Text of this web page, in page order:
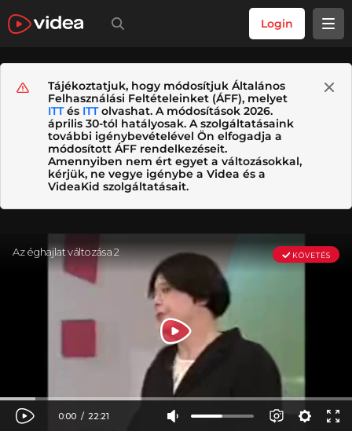
Login
Tájékoztatjuk, hogy módosítjuk Általános
Felhasználási Feltételeinket (ÁFF), melyet
ITTés ITTolvashat. A módosítások 2026.
április 30-tól hatályosak. A szolgáltatásaink
további igénybevételével Ön elfogadja a
módosított ÁFF rendelkezéseit.
Amennyiben nem ért egyet a változásokkal,
kérjük, ne vegye igénybe a Videa és a
VideaKid szolgáltatásait.